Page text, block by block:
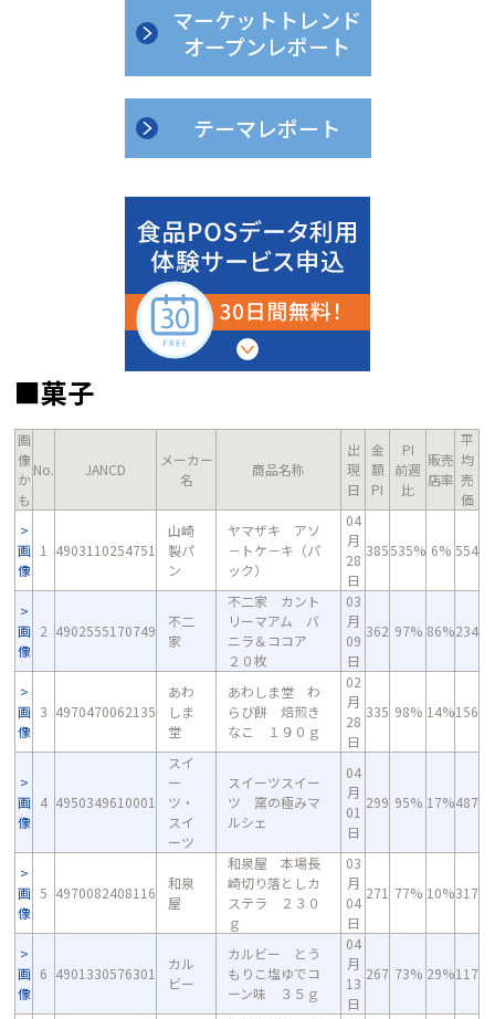
マーケットトレンド
オープンレポート
テーマレポート
■菓子
画
像
か
も
No. JANCD
メーカー
名
商品名称
出
現
日
金
額
PI
PI
前週
比
販売
店率
平
均
売
価
画
像
1 4903110254751
山崎
製パ
ン
ヤマザキ アソ
－トケ－キ（パ
ック）
04
月
28
日
385535% 6% 554
画
像
2 4902555170749
不二
家
不二家 カント
リーマアム バ
ニラ＆ココア
２０枚
03
月
09
日
362 97% 86%234
画
像
3 4970470062135
あわ
しま
堂
あわしま堂 わ
らび餅 焙煎き
なこ １９０ｇ
02
月
28
日
335 98% 14%156
画
像
4 4950349610001
スイ
ー
ツ・
スイ
ーツ
スイーツスイー
ツ 窯の極みマ
ルシェ
04
月
01
日
299 95% 17%487
画
像
5 4970082408116
和泉
屋
和泉屋 本場長
崎切り落としカ
ステラ ２３０
ｇ
03
月
04
日
271 77% 10%317
画
像
6 4901330576301
カル
ビー
カルビー とう
もりこ塩ゆでコ
ーン味 ３５ｇ
04
月
13
日
267 73% 29%117